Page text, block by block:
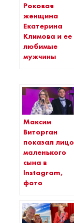
Роковая
женщина
Екатерина
Климова и ее
любимые
мужчины
Максим
Виторган
показал лицо
маленького
сына в
Instagram,
фото